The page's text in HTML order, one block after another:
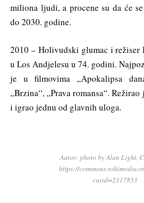
miliona ljudi, a procene su da će
do 2030. godine.
2010 – Holivudski glumac i režiser
u Los Andjelesu u 74. godini.
je u filmovima „Apokalipsa
„Brzina“, „Prava romansa“.
i igrao jednu od glavnih uloga.
Autor: photo by Alan Light,
https://
curid=2117853